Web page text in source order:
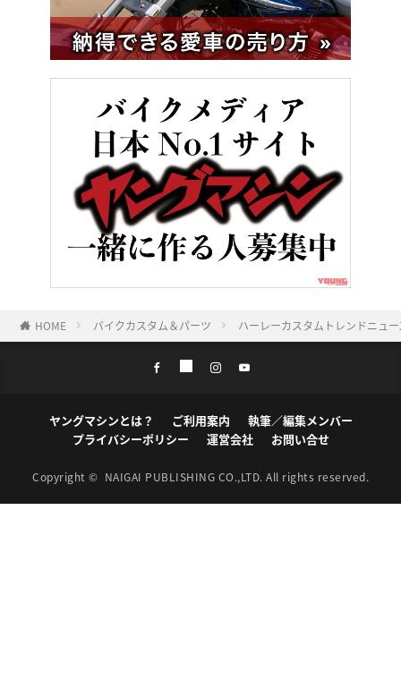
HOME バイクカスタム＆パーツ ハーレーカスタムトレンドニュ
ヤングマシンとは？ ご利用案内
執筆／編集メンバー
プライバシーポリシー
運営会社 お問い合せ
Copyright © NAIGAI PUBLISHING CO.,LTD. All rights reserved.